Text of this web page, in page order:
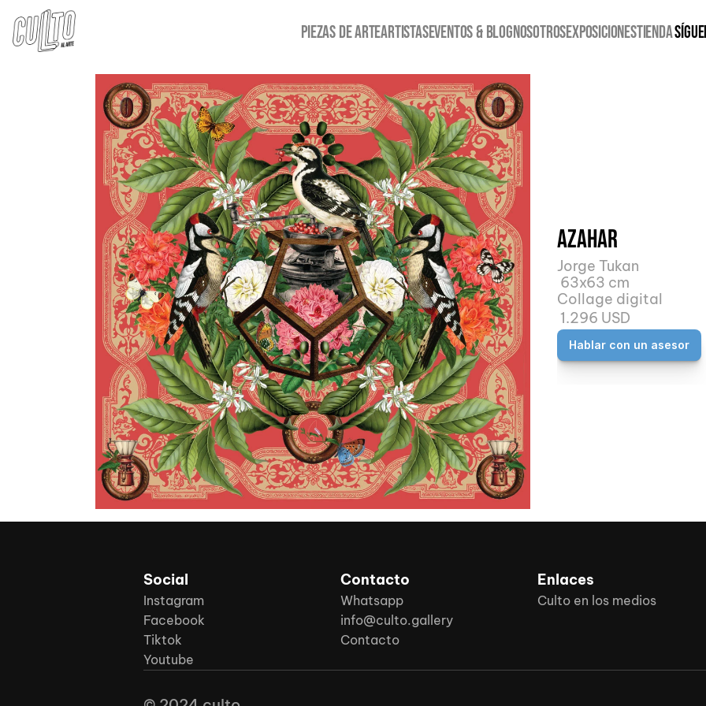
PIEZAS DE ARTEARTISTASEVENTOS & BLOGNOSOTROSEXPOSICIONESTIENDA
Azahar
Jorge Tukan
63x63 cm
Collage digital
1.296 USD
Hablar con un asesor
Social
Instagram
Facebook
Tiktok
Youtube
Contacto
Whatsapp
info@culto.gallery
Contacto
Enlaces
Culto en los medios